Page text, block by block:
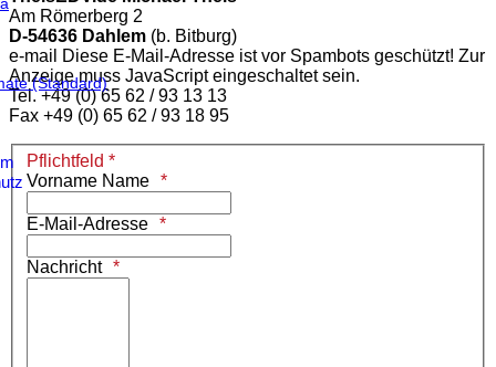
(Standard)
Am Römerberg 2
D-54636 Dahlem (b. Bitburg)
e-mail
Diese E-Mail-Adresse ist vor Spambots geschützt! Zur
Anzeige muss JavaScript eingeschaltet sein.
Tel. +49 (0) 65 62 / 93 13 13
Fax +49 (0) 65 62 / 93 18 95
Pflichtfeld *
Vorname Name
E-Mail-Adresse
Nachricht